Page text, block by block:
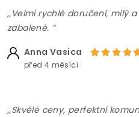
,,Velmi rychlé doručení, milý
zabalené. ”
Anna Vasica
před 4 měsíci
,,Skvělé ceny, perfektní